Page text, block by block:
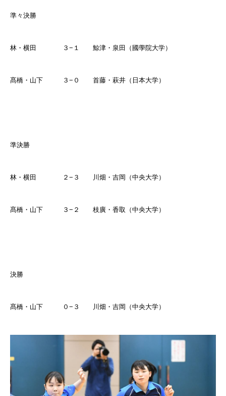
準々決勝
林・横田 ３ − １ 鯨津・泉田（國學院大学）
髙橋・山下 ３ − ０ 首藤・萩井（日本大学）
準決勝
林・横田 ２ − ３ 川畑・吉岡（中央大学）
髙橋・山下 ３ − ２ 枝廣・香取（中央大学）
決勝
髙橋・山下 ０ − ３ 川畑・吉岡（中央大学）